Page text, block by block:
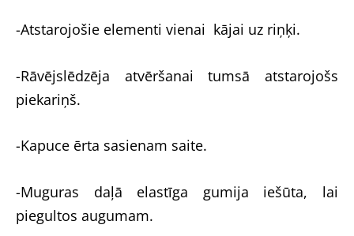
-Atstarojošie elementi vienai kājai uz riņķi.
-Rāvējslēdzēja atvēršanai tumsā atstarojošs
piekariņš.
-Kapuce ērta sasienam saite.
-Muguras daļā elastīga gumija iešūta, lai
piegultos augumam.